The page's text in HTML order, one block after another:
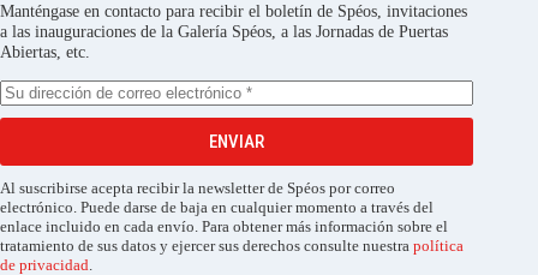
Manténgase en contacto para recibir el boletín de Spéos, invitaciones
a las inauguraciones de la Galería Spéos, a las Jornadas de Puertas
Abiertas, etc.
ENVIAR
Al suscribirse acepta recibir la newsletter de Spéos por correo
electrónico. Puede darse de baja en cualquier momento a través del
enlace incluido en cada envío. Para obtener más información sobre el
tratamiento de sus datos y ejercer sus derechos consulte nuestra política
de privacidad.